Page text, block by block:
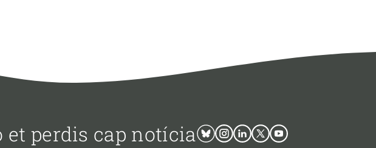
et perdis cap notícia BlueskyInstagram
LinkedinTwitterYoutube